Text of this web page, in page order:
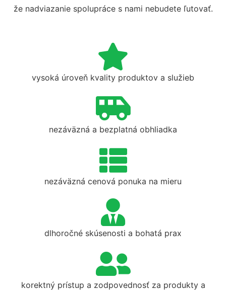
že nadviazanie spolupráce s nami nebudete ľutovať.
vysoká úroveň kvality produktov a služieb
nezáväzná a bezplatná obhliadka
nezáväzná cenová ponuka na mieru
dlhoročné skúsenosti a bohatá prax
korektný prístup a zodpovednosť za produkty a